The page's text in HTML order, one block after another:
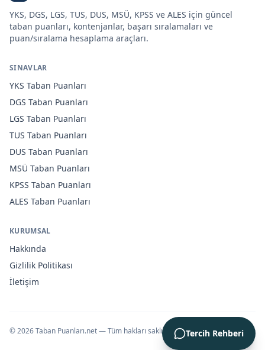
YKS, DGS, LGS, TUS, DUS, MSÜ, KPSS ve ALES için güncel
taban puanları, kontenjanlar, başarı sıralamaları ve
puan/sıralama hesaplama araçları.
SINAVLAR
YKS Taban Puanları
DGS Taban Puanları
LGS Taban Puanları
TUS Taban Puanları
DUS Taban Puanları
MSÜ Taban Puanları
KPSS Taban Puanları
ALES Taban Puanları
KURUMSAL
Hakkında
Gizlilik Politikası
İletişim
©2026Taban Puanları.net — Tüm hakları saklıdır. Tercih Rehberi